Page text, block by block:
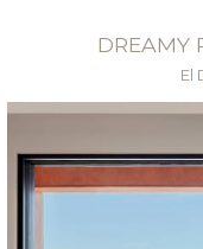
DREAMY
El